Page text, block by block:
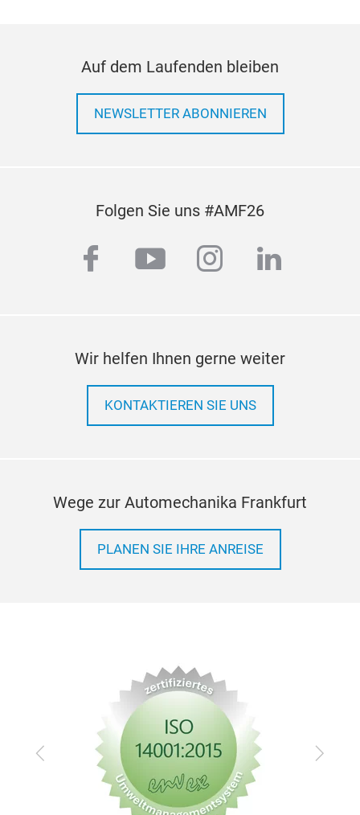
Auf dem Laufenden bleiben
NEWSLETTER ABONNIEREN
Folgen Sie uns #AMF26
facebook
youtubeinstagram
linkedin
Wir helfen Ihnen gerne weiter
KONTAKTIEREN SIE UNS
Wege zur Automechanika Frankfurt
PLANEN SIE IHRE ANREISE
Zurück Vor